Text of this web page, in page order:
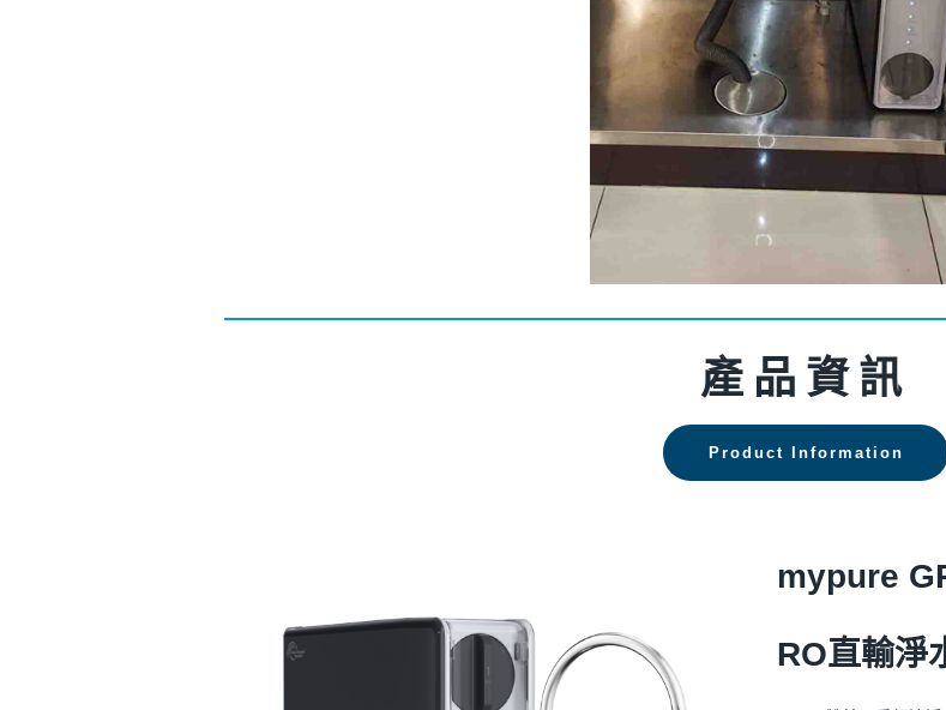
產品資訊
Product Information
mypure
RO直輸淨